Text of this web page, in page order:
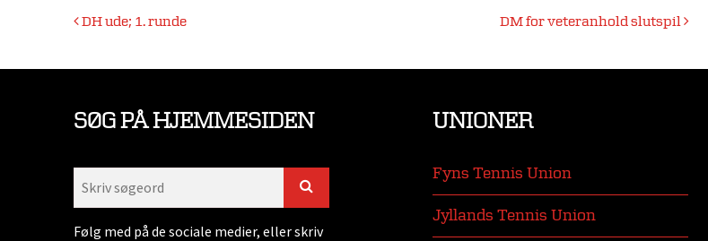
Indlægsnavigation
DH ude; 1. runde DM for veteranhold slutspil
SØG PÅ HJEMMESIDEN
Følg med på de sociale medier, eller skriv
UNIONER
Fyns Tennis Union
Jyllands Tennis Union